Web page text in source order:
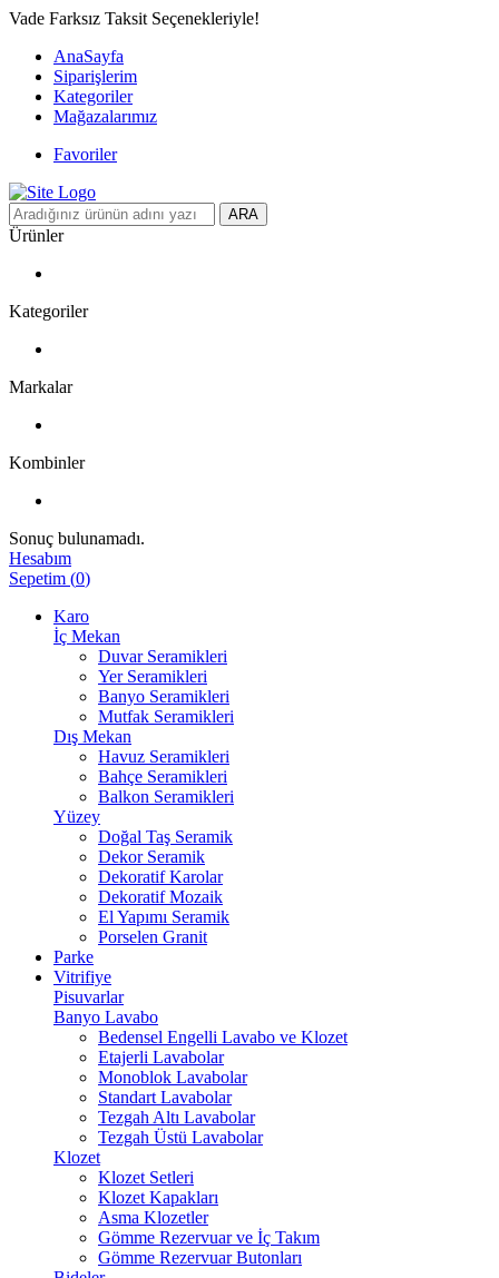
Vade Farksız Taksit Seçenekleriyle!
AnaSayfa
Siparişlerim
Kategoriler
Mağazalarımız
Favoriler
ARA
Ürünler
Kategoriler
Markalar
Kombinler
Sonuç bulunamadı.
Hesabım
Sepetim (0)
Karo
İç Mekan
Duvar Seramikleri
Yer Seramikleri
Banyo Seramikleri
Mutfak Seramikleri
Dış Mekan
Havuz Seramikleri
Bahçe Seramikleri
Balkon Seramikleri
Yüzey
Doğal Taş Seramik
Dekor Seramik
Dekoratif Karolar
Dekoratif Mozaik
El Yapımı Seramik
Porselen Granit
Parke
Vitrifiye
Pisuvarlar
Banyo Lavabo
Bedensel Engelli Lavabo ve Klozet
Etajerli Lavabolar
Monoblok Lavabolar
Standart Lavabolar
Tezgah Altı Lavabolar
Tezgah Üstü Lavabolar
Klozet
Klozet Setleri
Klozet Kapakları
Asma Klozetler
Gömme Rezervuar ve İç Takım
Gömme Rezervuar Butonları